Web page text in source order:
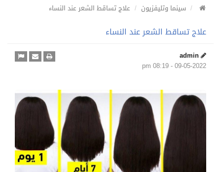
سينما وتليفزيون علاج تساقط الشعر عند النساء
علاج تساقط الشعر عند النساء
admin
09-05-2022 - 08:19 pm